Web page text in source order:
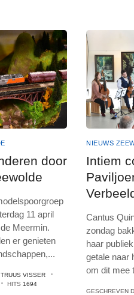
door
11 april
Meermin.
er genieten
...
TRUUS VISSER
HITS 1694
NIEUWS
Intiem
Cantus
zondag
haar
getale naar
om dit mee
GESCHREVEN